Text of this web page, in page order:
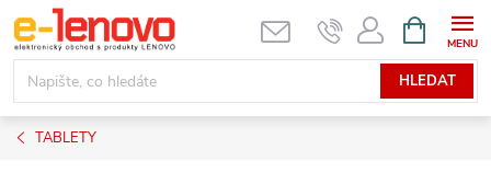
Přejít
na
obsah
HLEDAT
NÁKUPNÍ
KOŠÍK
TABLETY